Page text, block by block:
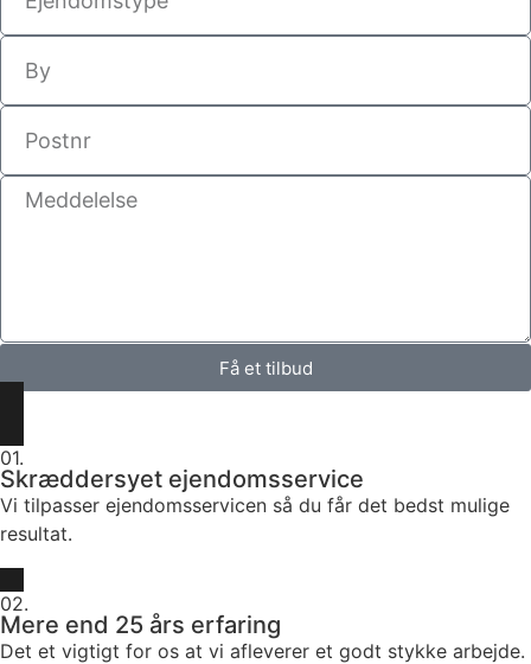
Få et tilbud
01.
Skræddersyet ejendomsservice
Vi tilpasser ejendomsservicen så du får det bedst mulige
resultat.
02.
Mere end 25 års erfaring
Det et vigtigt for os at vi afleverer et godt stykke arbejde.